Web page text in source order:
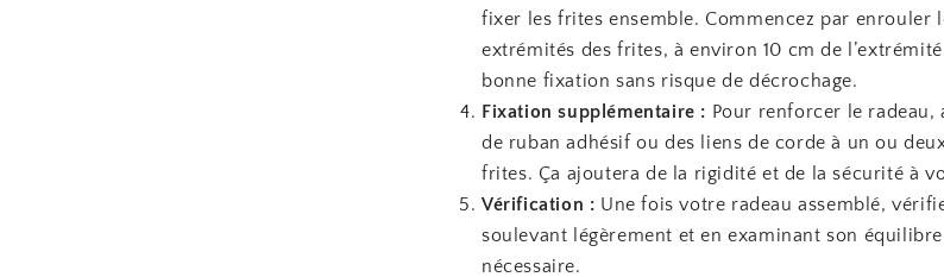
fixer les frites ensemble. Commencez par enrouler
extrémités des frites, à environ 10 cm de
bonne fixation sans risque de décrochage.
Fixation supplémentaire : Pour renforcer le radeau,
de ruban adhésif ou des liens de corde à un ou
frites. Ça ajoutera de la rigidité et de la sécurité à
Vérification : Une fois votre radeau assemblé,
soulevant légèrement et en examinant son
nécessaire.